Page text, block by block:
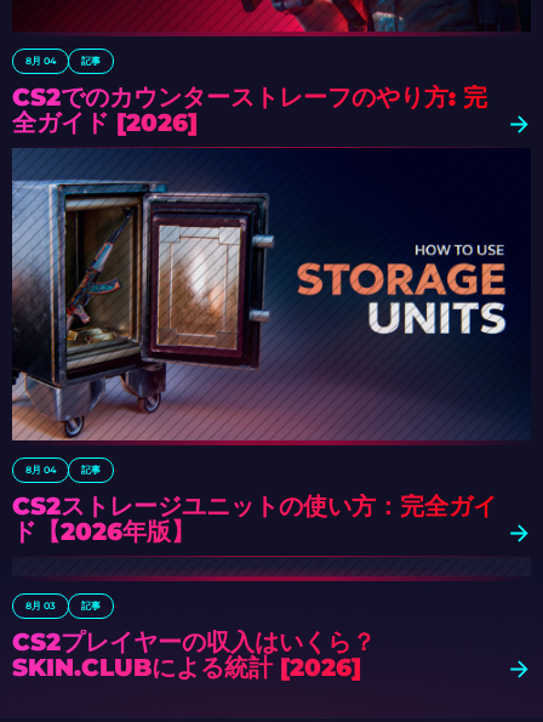
8月 04 記事
CS2でのカウンターストレーフのやり方: 完
全ガイド [2026]
8月 04 記事
CS2ストレージユニットの使い方：完全ガイ
ド【2026年版】
8月 03 記事
CS2プレイヤーの収入はいくら？
SKIN.CLUBによる統計 [2026]